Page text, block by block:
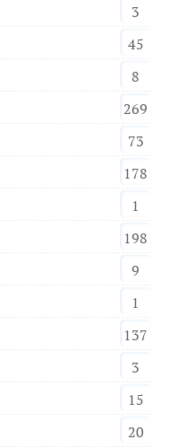
3
45
8
269
73
178
1
198
9
1
137
3
15
20